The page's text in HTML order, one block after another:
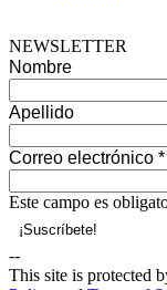
NEWSLETTER
Nombre
Apellido
Correo electrónico *
Este campo es
--
This site is protected